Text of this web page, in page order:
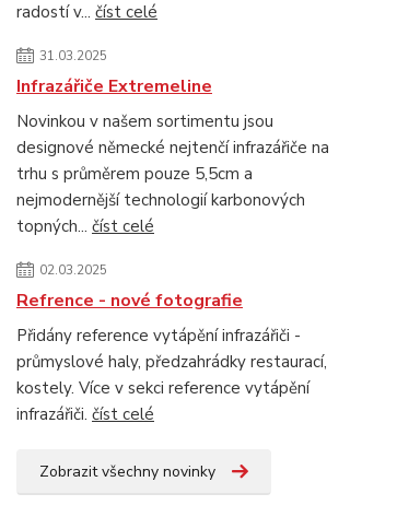
radostí v... číst celé
31.03.2025
Infrazářiče Extremeline
Novinkou v našem sortimentu jsou
designové německé nejtenčí infrazářiče na
trhu s průměrem pouze 5,5cm a
nejmodernější technologií karbonových
topných... číst celé
02.03.2025
Refrence - nové fotografie
Přidány reference vytápění infrazářiči -
průmyslové haly, předzahrádky restaurací,
kostely. Více v sekci reference vytápění
infrazářiči. číst celé
Zobrazit všechny novinky